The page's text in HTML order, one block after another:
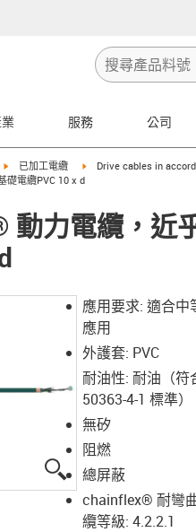
服務 公司
igus-icon-arrow-right
已加工電纜 igus-icon-arrow-right
Drive cables in
礎電纜PVC 10 x d
動力電纜，近
igus-icon-lupe
應用要求: 適合中
應用
外護套: PVC
耐油性: 耐油（符
50363-4-1 標準）
無矽
阻燃
總屏蔽
chainflex® 耐彎
纜等級: 4.2.2.1